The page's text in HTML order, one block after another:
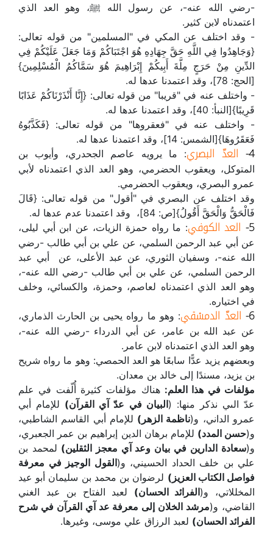
-رضي الله عنه-، عن رسول الله ﷺ، وهو العد الذي
اعتمدناه لابن كثير.
- وقد اختلف عن المكي في "المسلمين" من قوله تعالى:
{وَجَاهِدُوا فِي اللَّهِ حَقَّ جِهَادِهِ هُوَ اجْتَبَاكُمْ وَمَا جَعَلَ عَلَيْكُمْ فِي
الدِّينِ مِنْ حَرَجٍ مِلَّةَ أَبِيكُمْ إِبْرَاهِيمَ هُوَ سَمَّاكُمُ الْمُسْلِمِينَ}
[الحج: 78]، وقد اعتمدنا عدها له.
- واختلف عنه في "قريبا" من قوله تعالى: {إِنَّا أَنْذَرْنَاكُمْ عَذَابًا
قَرِيبًا}[النبأ: 40]، وقد اعتمدنا عدها له.
- واختلف عنه في "فعقروها" من قوله تعالى: {فَكَذَّبُوهُ
فَعَقَرُوهَا}[الشمس: 14]، وقد اعتمدنا عدها له.
4- العدّ البصري: ما يرويه عاصم الجحدري، وأيوب بن
المتوكل، ويعقوب الحضرمي، وهو العد الذي اعتمدناه لأبي
عمرو البصري، ويعقوب الحضرمي.
وقد اختلف عن البصري في "أقول" من قوله تعالى: {قَالَ
فَالْحَقُّ وَالْحَقَّ أَقُولُ}[ص: 84]، وقد اعتمدنا عدم عدها له.
5-العد الكوفي: ما رواه حمزة الزيات، عن ابن أبي ليلى،
عن أبي عبد الرحمن السلمي، عن علي بن أبي طالب -رضي
الله عنه-، وسفيان الثوري، عن عبد الأعلى، عن أبي عبد
الرحمن السلمي، عن علي بن أبي طالب -رضي الله عنه-،
وهو العد الذي اعتمدناه لعاصم، وحمزة، والكسائي، وخلف
في اختياره.
6-العدّ الدمشقي: وهو ما رواه يحيى بن الحارث الذماري،
عن عبد الله بن عامر، عن أبي الدرداء -رضي الله عنه-،
وهو العد الذي اعتمدناه لابن عامر.
وبعضهم يزيد عدًّا سابعًا هو العد الحمصي: وهو ما رواه شريح
بن يزيد، مسندًا إلى خالد بن معدان.
مؤلفات في هذا العلم: هناك مؤلفات كثيرة أُلّفت في علم
عدّ الىي نذكر منها: (البيان في عدّ آي القرآن) للإمام أبي
عمرو الداني، و(ناظمة الزهر) للإمام أبي القاسم الشاطبي،
و(حسن المدد) للإمام برهان الدين إبراهيم بن عمر الجعبري،
و(سعادة الدارين في بيان وعد آي معجز الثقلين) لمحمد بن
علي بن خلف الحداد الحسيني، و(القول الوجيز في معرفة
فواصل الكتاب العزيز) لرضوان بن محمد بن سليمان أبو عيد
المخللاتي، و(الفرائد الحسان) لعبد الفتاح بن عبد الغني
القاضي، و(مرشد الخلان إلى معرفة عد آي القرآن في شرح
الفرائد الحسان) لعبد الرزاق علي موسى، وغيرها.